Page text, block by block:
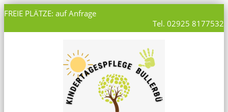
FREIE PLÄTZE: auf Anfrage
Tel. 02925 8177532